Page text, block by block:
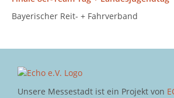
Bayerischer Reit- + Fahrverband
Unsere Messestadt ist ein Projekt von